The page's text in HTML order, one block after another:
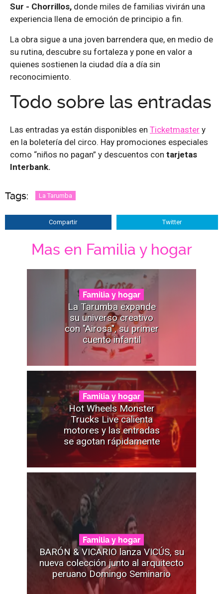
Sur - Chorrillos, donde miles de familias vivirán una
experiencia llena de emoción de principio a fin.
La obra sigue a una joven barrendera que, en medio de
su rutina, descubre su fortaleza y pone en valor a
quienes sostienen la ciudad día a día sin
reconocimiento.
Todo sobre las entradas
Las entradas ya están disponibles en Ticketmaster y
en la boletería del circo. Hay promociones especiales
como “niños no pagan” y descuentos con tarjetas
Interbank.
Tags: La Tarumba
Compartir Twitter
Mas en Familia y hogar
Familia y hogar
La Tarumba expande
su universo creativo
con "Airosa", su primer
cuento infantil
Familia y hogar
Hot Wheels Monster
Trucks Live calienta
motores y las entradas
se agotan rápidamente
Familia y hogar
BARÓN & VICARIO lanza VICÚS, su
nueva colección junto al arquitecto
peruano Domingo Seminario